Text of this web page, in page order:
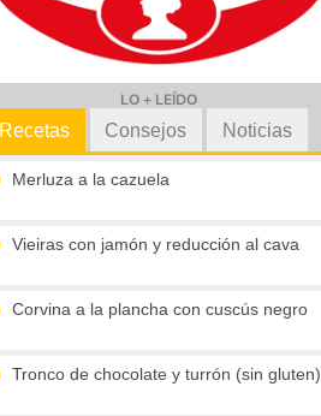
LO + LEÍDO
Recetas
Merluza a la cazuela
Vieiras con jamón y reducción al cava
Corvina a la plancha con cuscús negro
Tronco de chocolate y turrón (sin gluten)
Consejos Noticias